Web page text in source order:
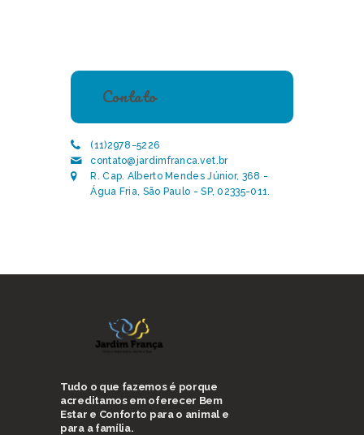
Contato
(11)2978-5226
contato@jardimfranca.vet.br
R. Cap. Alberto Mendes Júnior, 368 -
Água Fria, São Paulo - SP, 02335-011.
Tudo o que fazemos é porque
acreditamos em oferecer Bem
Estar e Conforto para o animal e
para a família.